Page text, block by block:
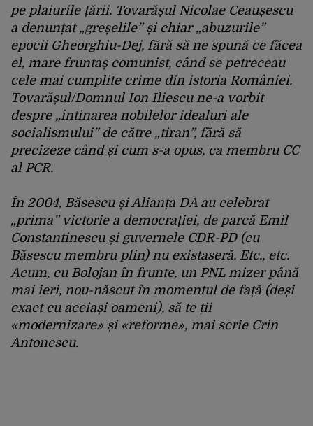
pe plaiurile țării. Tovarășul Nicolae Ceaușescu
a denunțat „greșelile” și chiar „abuzurile”
epocii Gheorghiu-Dej, fără să ne spună ce făcea
el, mare fruntaș comunist, când se petreceau
cele mai cumplite crime din istoria României.
Tovarășul/Domnul Ion Iliescu ne-a vorbit
despre „întinarea nobilelor idealuri ale
socialismului” de către „tiran”, fără să
precizeze când și cum s-a opus, ca membru CC
al PCR.
În 2004, Băsescu și Alianța DA au celebrat
„prima” victorie a democrației, de parcă Emil
Constantinescu și guvernele CDR-PD (cu
Băsescu membru plin) nu existaseră. Etc., etc.
Acum, cu Bolojan în frunte, un PNL mizer până
mai ieri, nou-născut în momentul de față (deși
exact cu aceiași oameni), să te ții
«modernizare» și «reforme», mai scrie Crin
Antonescu.